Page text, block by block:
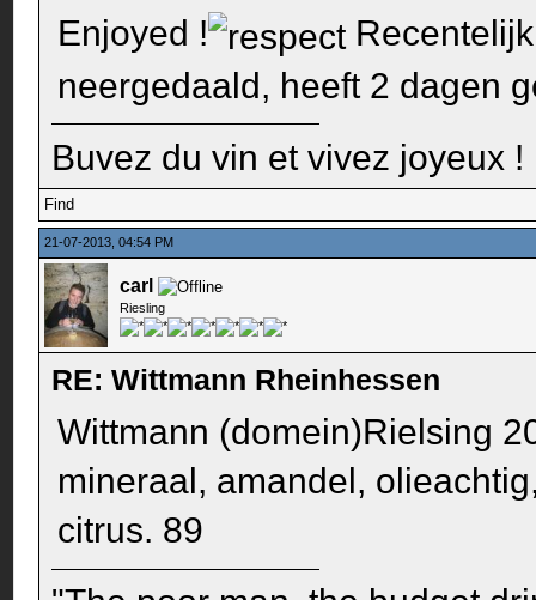
Enjoyed !
neergedaald, heeft 2 dagen
Buvez du vin et vivez joyeux !
Find
21-07-2013, 04:54 PM
carl
Riesling
RE: Wittmann Rheinhessen
Wittmann (domein)Rielsing
mineraal, amandel,
citrus. 89